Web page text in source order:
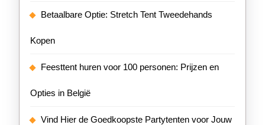
Betaalbare Optie: Stretch Tent Tweedehands
Kopen
Feesttent huren voor 100 personen: Prijzen en
Opties in België
Vind Hier de Goedkoopste Partytenten voor Jouw